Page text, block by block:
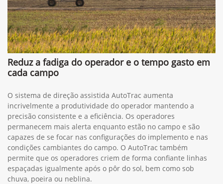
Reduz a fadiga do operador e o tempo gasto em
cada campo
O sistema de direção assistida AutoTrac aumenta
incrivelmente a produtividade do operador mantendo a
precisão consistente e a eficiência. Os operadores
permanecem mais alerta enquanto estão no campo e são
capazes de se focar nas configurações do implemento e nas
condições cambiantes do campo. O AutoTrac também
permite que os operadores criem de forma confiante linhas
espaçadas igualmente após o pôr do sol, bem como sob
chuva, poeira ou neblina.